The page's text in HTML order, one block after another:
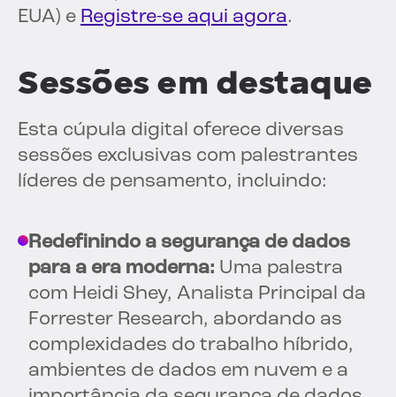
EUA) e Registre-se aqui agora.
Sessões em destaque
Esta cúpula digital oferece diversas
sessões exclusivas com palestrantes
líderes de pensamento, incluindo:
Redefinindo a segurança de dados
para a era moderna: Uma palestra
com Heidi Shey, Analista Principal da
Forrester Research, abordando as
complexidades do trabalho híbrido,
ambientes de dados em nuvem e a